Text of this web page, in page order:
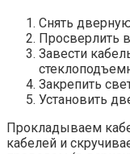
Снять
Просверлить
Завести
Закрепить
Установить
Прокладываем
кабелей и